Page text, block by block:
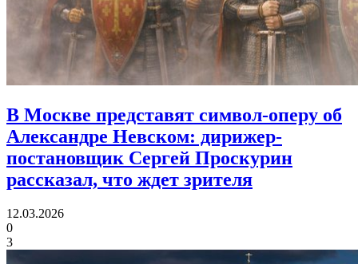
В Москве представят символ-оперу об
Александре Невском: дирижер-
постановщик Сергей Проскурин
рассказал, что ждет зрителя
12.03.2026
0
3